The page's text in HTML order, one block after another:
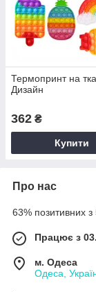
Термопринт на
Дизайн
362 ₴
Купити
Про нас
63% позитивних з
Працює з
м. Одеса
Одеса,